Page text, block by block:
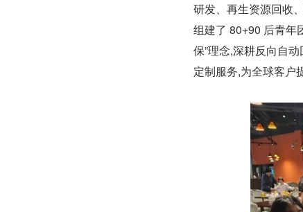
研发、再生资源回收
组建了 80+90 后青年
保”理念,深耕反向自
定制服务,为全球客户